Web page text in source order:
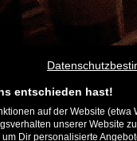
entschieden hast!
auf der Website (etwa
unserer Website zu
Dir personalisierte